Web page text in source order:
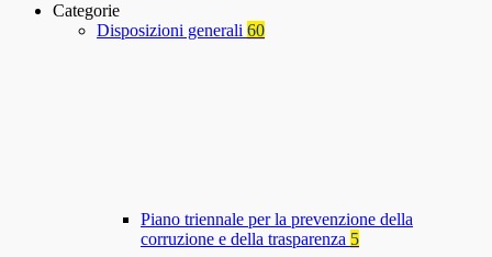
Categorie
Disposizioni generali 60
Piano triennale per la prevenzione della
corruzione e della trasparenza 5